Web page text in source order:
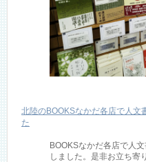
北陸のBOOKSなかだ各店で人文
た
BOOKSなかだ各店で人
しました。是非お立ち寄